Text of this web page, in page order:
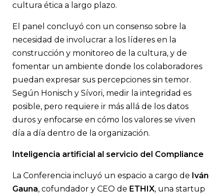
cultura ética a largo plazo.
El panel concluyó con un consenso sobre la
necesidad de involucrar a los líderes en la
construcción y monitoreo de la cultura, y de
fomentar un ambiente donde los colaboradores
puedan expresar sus percepciones sin temor.
Según Honisch y Sívori, medir la integridad es
posible, pero requiere ir más allá de los datos
duros y enfocarse en cómo los valores se viven
día a día dentro de la organización.
Inteligencia artificial al servicio del Compliance
La Conferencia incluyó un espacio a cargo de Iván
Gauna, cofundador y CEO de ETHIX, una startup